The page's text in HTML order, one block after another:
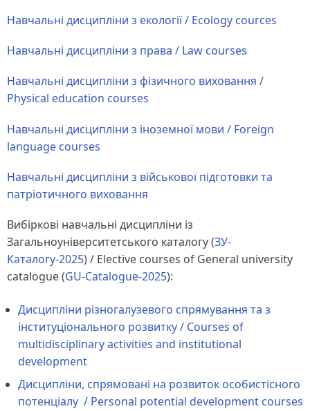
Навчальні дисципліни з екології / Ecology cources
Навчальні дисципліни з права / Law courses
Навчальні дисципліни з фізичного виховання /
Physical education courses
Навчальні дисципліни з іноземної мови / Foreign
language courses
Навчальні дисципліни з військової підготовки та
патріотичного виховання
Вибіркові навчальні дисципліни із
Загальноуніверситетського каталогу (ЗУ-
Каталогу-2025) / Elective courses of General university
catalogue (GU-Catalogue-2025):
Дисципліни різногалузевого спрямування та з
інституціонального розвитку / Courses of
multidisciplinary activities and institutional
development
Дисципліни, спрямовані на розвиток особистісного
потенціалу / Personal potential development courses